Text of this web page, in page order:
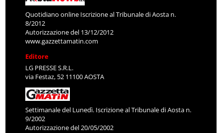
Quotidiano online Iscrizione al Tribunale di Aosta n.
8/2012
Autorizzazione del 13/12/2012
www.gazzettamatin.com
Editore
LG PRESSE S.R.L.
via Festaz, 52 11100 AOSTA
Settimanale del Lunedì. Iscrizione al Tribunale di Aosta n.
9/2002
Autorizzazione del 20/05/2002